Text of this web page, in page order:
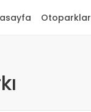
Otoparklar